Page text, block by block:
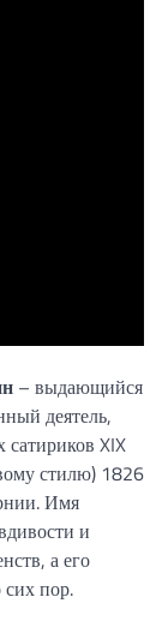
– выдающийся
деятель,
XIX
стилю) 1826
Имя
и
а его
пор.